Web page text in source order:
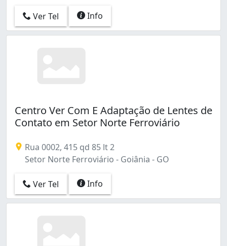
Ver Tel Info
Centro Ver Com E Adaptação de Lentes de
Contato em Setor Norte Ferroviário
Rua 0002, 415 qd 85 lt 2
Setor Norte Ferroviário - Goiânia - GO
Ver Tel Info